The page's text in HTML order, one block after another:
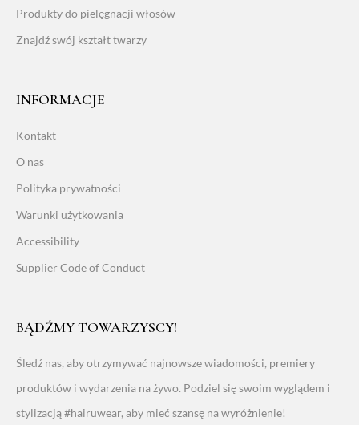
Produkty do pielęgnacji włosów
Znajdź swój kształt twarzy
INFORMACJE
Kontakt
O nas
Polityka prywatności
Warunki użytkowania
Accessibility
Supplier Code of Conduct
BĄDŹMY TOWARZYSCY!
Śledź nas, aby otrzymywać najnowsze wiadomości, premiery
produktów i wydarzenia na żywo. Podziel się swoim wyglądem i
stylizacją #hairuwear, aby mieć szansę na wyróżnienie!